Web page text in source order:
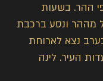
ההר. בשעות
מההר ונסע ברכבת
נצא לארוחת
העיר. לינה